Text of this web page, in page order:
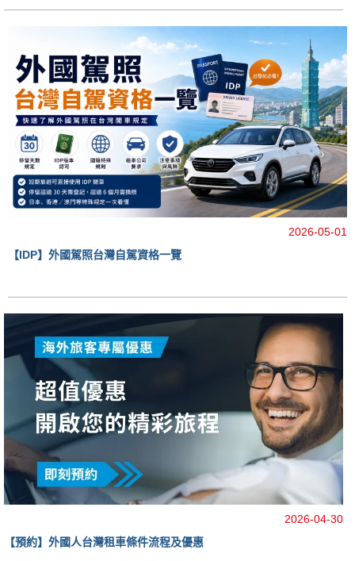
2026-05-01
【IDP】外國駕照台灣自駕資格一覽
2026-04-30
【預約】外國人台灣租車條件流程及優惠